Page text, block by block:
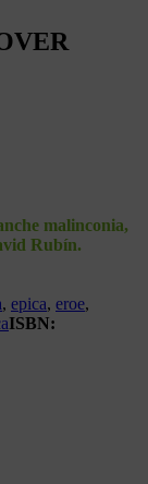
malinconia,
Rubín.
, epica, eroe,
ISBN: